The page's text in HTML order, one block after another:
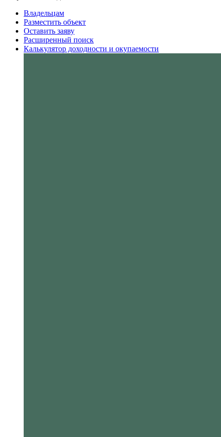
Владельцам
Разместить объект
Оставить заяву
Расширенный поиск
Калькулятор доходности и окупаемости